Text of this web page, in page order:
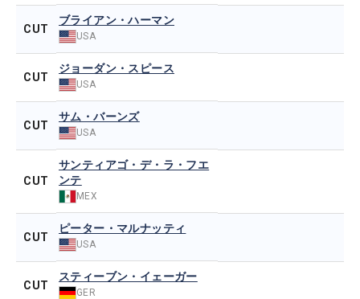
CUT
ブライアン・ハーマン
USA
CUT
ジョーダン・スピース
USA
CUT
サム・バーンズ
USA
CUT
サンティアゴ・デ・ラ・フエ
ンテ
MEX
CUT
ピーター・マルナッティ
USA
CUT
スティーブン・イェーガー
GER